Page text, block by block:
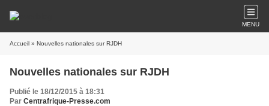
MENU
Accueil » Nouvelles nationales sur RJDH
Nouvelles nationales sur RJDH
Publié le 18/12/2015 à 18:31
Par Centrafrique-Presse.com